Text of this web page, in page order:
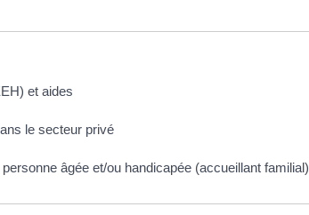
et aides
le secteur privé
âgée et/ou handicapée (accueillant familial)